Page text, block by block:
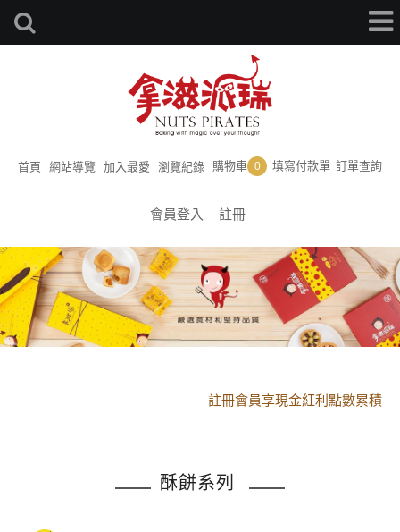
首頁 網站導覽 加入最愛 瀏覽紀錄 購物車 0 填寫付款單 訂單查詢
會員登入 註冊
註冊會員享現金紅利點數累積
酥餅系列